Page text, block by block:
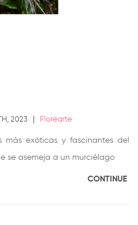
2023 Florearte
exóticas y fascinantes del
se asemeja a un murciélago
CONTINUE